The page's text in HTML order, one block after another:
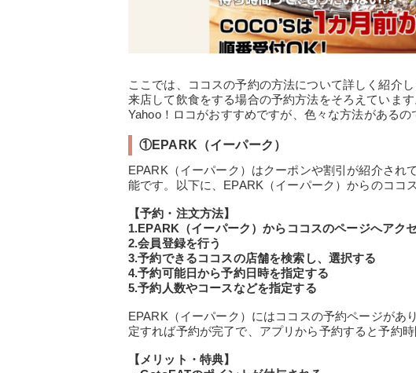
ここでは、ココスの予約の方法について詳しく紹介
来店して飲食をする場合の予約方法をそろえていま
Yahoo！ロコがおすすめですが、色々な方法があるの
①EPARK（イーパーク）
EPARK（イーパーク）はクーポンや割引が紹介され
能です。以下に、EPARK（イーパーク）からのココ
【予約・注文方法】
1.EPARK（イーパーク）からココスのページへアク
2.会員登録を行う
3.予約できるココスの店舗を検索し、選択する
4.予約可能日から予約日時を指定する
5.予約人数やコースなどを指定する
EPARK（イーパーク）にはココスの予約ページがあ
定すれば予約が完了で、アプリから予約すると予約
【メリット・特典】